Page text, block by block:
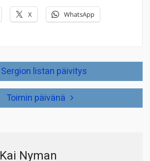
X WhatsApp
Sergion listan päivitys
Toimin päivänä
Kai Nyman